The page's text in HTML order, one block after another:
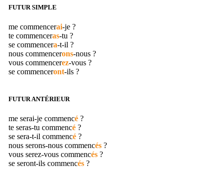
FUTUR SIMPLE
me commencerai-je ?
te commenceras-tu ?
se commencera-t-il ?
nous commencerons-nous ?
vous commencerez-vous ?
se commenceront-ils ?
FUTUR ANTÉRIEUR
me serai-je commencé ?
te seras-tu commencé ?
se sera-t-il commencé ?
nous serons-nous commencés ?
vous serez-vous commencés ?
se seront-ils commencés ?